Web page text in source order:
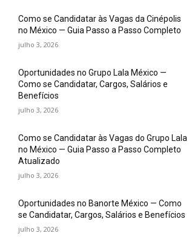
Como se Candidatar às Vagas da Cinépolis
no México — Guia Passo a Passo Completo
julho 3, 2026
Oportunidades no Grupo Lala México —
Como se Candidatar, Cargos, Salários e
Benefícios
julho 3, 2026
Como se Candidatar às Vagas do Grupo Lala
no México — Guia Passo a Passo Completo
Atualizado
julho 3, 2026
Oportunidades no Banorte México — Como
se Candidatar, Cargos, Salários e Benefícios
julho 3, 2026